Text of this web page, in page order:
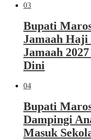
03
Bupati
Jamaah Haji
Jamaah
Dini
04
Bupati
Dampingi
Masuk